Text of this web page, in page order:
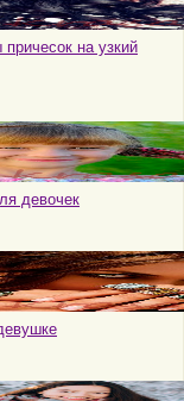
на узкий
девочек